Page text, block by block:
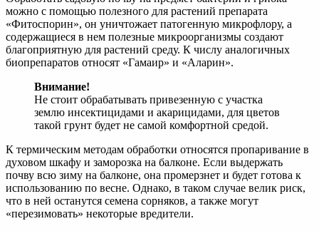
можно с помощью полезного для растений препарата
«Фитоспорин», он уничтожает патогенную микрофлору, а
содержащиеся в нем полезные микроорганизмы создают
благоприятную для растений среду. К числу аналогичных
биопрепаратов относят «Гамаир» и «Аларин».
Внимание!
Не стоит обрабатывать привезенную с участка
землю инсектицидами и акарицидами, для цветов
такой грунт будет не самой комфортной средой.
К термическим методам обработки относятся пропаривание в
духовом шкафу и заморозка на балконе. Если выдержать
почву всю зиму на балконе, она промерзнет и будет готова к
использованию по весне. Однако, в таком случае велик риск,
что в ней останутся семена сорняков, а также могут
«перезимовать» некоторые вредители.